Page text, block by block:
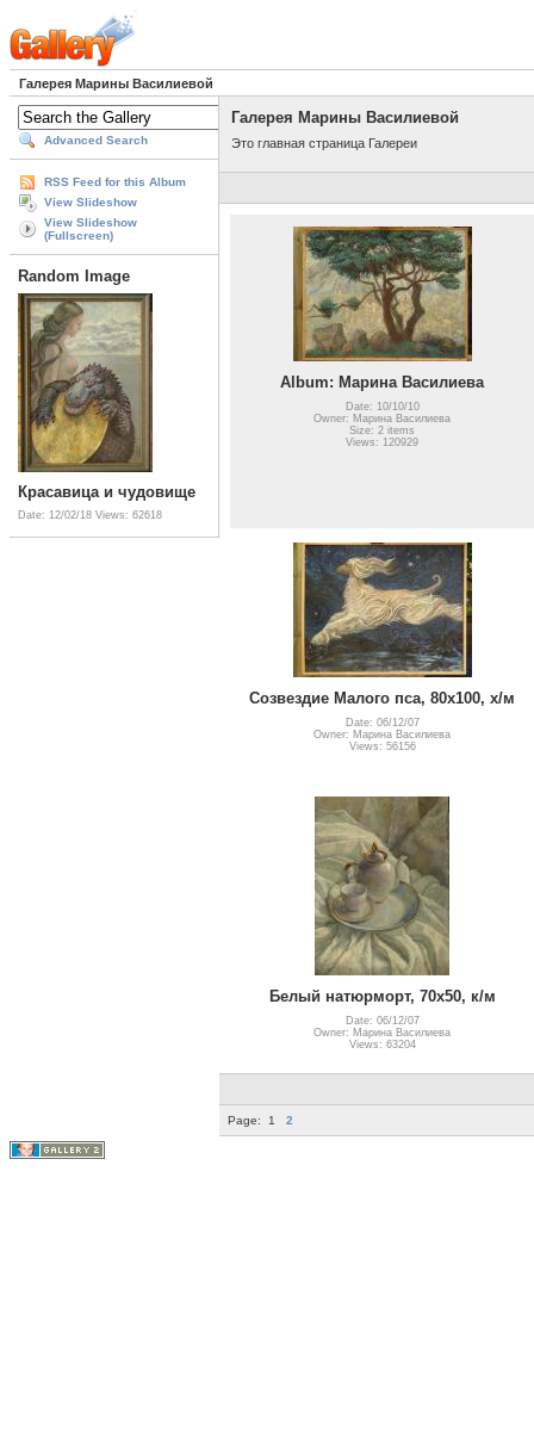
Галерея Марины Василиевой
Advanced Search
RSS Feed for this Album
View Slideshow
View Slideshow
(Fullscreen)
Random Image
Красавица и чудовище
Date: 12/02/18 Views: 62618
Галерея Марины Василиевой
Это главная страница Галереи
Album: Марина Василиева
Date: 10/10/10
Owner: Марина Василиева
Size: 2 items
Views: 120929
Созвездие Малого пса, 80х100, х/м
Date: 06/12/07
Owner: Марина Василиева
Views: 56156
Белый натюрморт, 70х50, к/м
Date: 06/12/07
Owner: Марина Василиева
Views: 63204
Page: 1 2